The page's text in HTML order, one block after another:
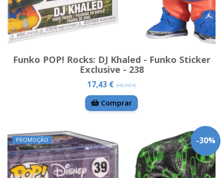
Funko POP! Rocks: DJ Khaled - Funko Sticker
Exclusive - 238
17,43 €24,90 €
Comprar
-30%
PROMOÇÃO